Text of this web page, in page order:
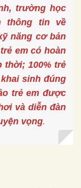
trường học
thông tin về
năng cơ bản
em có hoàn
thời; 100% trẻ
sinh đúng
trẻ em được
và diễn đàn
vọng.